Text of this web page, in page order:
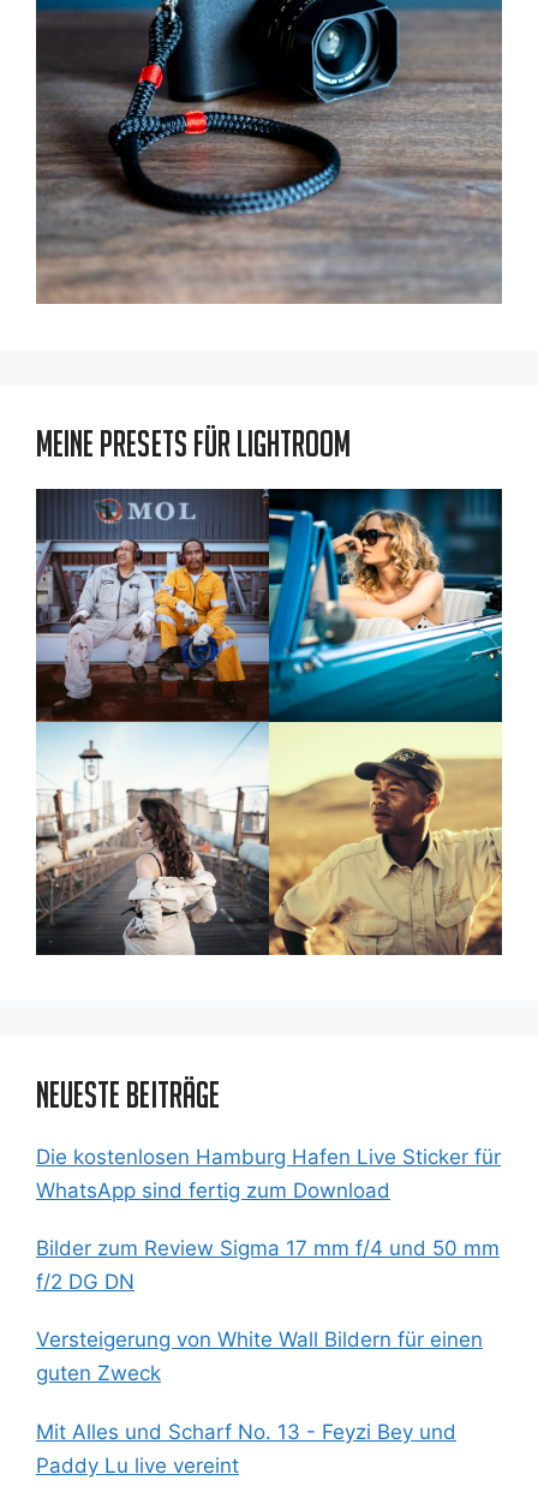
Meine Presets für Lightroom
Neueste Beiträge
Die kostenlosen Hamburg Hafen Live Sticker für
WhatsApp sind fertig zum Download
Bilder zum Review Sigma 17 mm f/4 und 50 mm
f/2 DG DN
Versteigerung von White Wall Bildern für einen
guten Zweck
Mit Alles und Scharf No. 13 - Feyzi Bey und
Paddy Lu live vereint